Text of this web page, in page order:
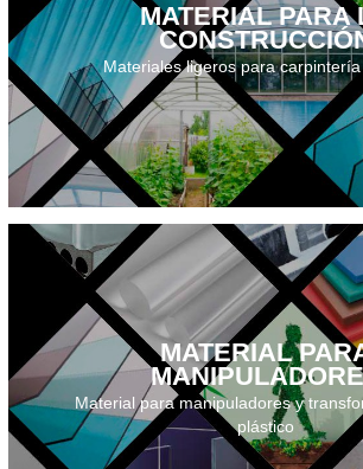
MATERIAL PARA
Materiales ligeros para
Descarga el catálogo ·
MATERIAL
Material para manipuladores y
plástico
Descarga el catálogo